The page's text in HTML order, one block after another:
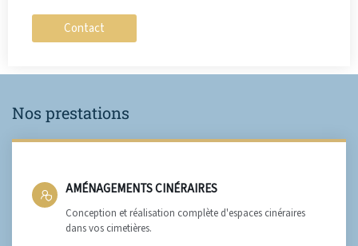
Contact
Nos prestations
AMÉNAGEMENTS CINÉRAIRES
Conception et réalisation complète d'espaces cinéraires
dans vos cimetières.